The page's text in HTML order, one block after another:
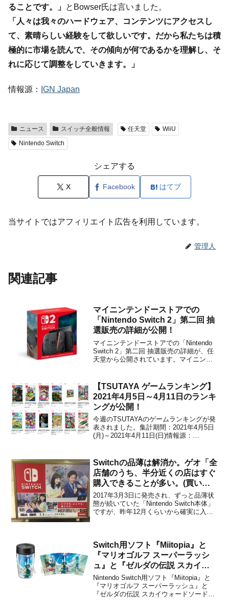
ることです。」 とBowser氏は言いました。
「人々は我々のハードウェア、コンテンツにアクセスし
て、素晴らしい経験をして欲しいです。だから私たちは積
極的に市場を読んで、その傾向が何であるかを理解し、そ
れに応じて調整をしていきます。」
情報源： IGN Japan
ニュース スイッチ全般情報 任天堂
WiiU
Nintendo Switch
シェアする
X Facebook はてブ
当サイトではアフィリエイト広告を利用しています。
管理人
関連記事
マイニンテンドーストアでの
「Nintendo Switch 2」第二回 抽
選販売の詳細が公開！
マイニンテンドーストアでの「Nintendo
Switch 2」第二回 抽選販売の詳細が、任
天堂から公開されています。マイニンテ
4月23日に発表され、これは事前の想定を
大幅に上回った数字とのことで...
【TSUTAYA ゲームランキング】
2021年4月5日～4月11日のランキ
ングが公開！
今週のTSUTAYAのゲームランキングが発
表されました。集計期間：2021年4月5日
(月)～2021年4月11日(日)情報源：
(Switch)▼2位：スーパーマリオ 3Dワール
ド ＋ フューリーワールド ...
Switchの品薄は解消か。ゲオ「全
店舗のうち、半分近くの店はすぐ
購入できることが多い。(買い取
り台数も) 特に品薄だった7～10
月に比べ、12月は5倍に増えた」
2017年3月3日に発売され、ずっと品薄状
態が続いていた「Nintendo Switch本体」
ですが、昨年12月くらいから確実に入手
ていたり、行けばその場で買える状態に
なっ...
Switch用ソフト『Miitopia』と
『マリオゴルフ スーパーラッシ
ュ』と『ゼルダの伝説 スカイウ
ォードソード HD』の楽天ブック
ス限定特典のサンプル画像が公
開！
Nintendo Switch用ソフト『Miitopia』と
『マリオゴルフ スーパーラッシュ』と
『ゼルダの伝説 スカイウォードソード